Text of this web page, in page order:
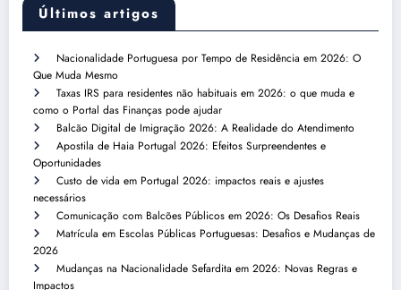
Últimos artigos
Nacionalidade Portuguesa por Tempo de Residência em 2026: O
Que Muda Mesmo
Taxas IRS para residentes não habituais em 2026: o que muda e
como o Portal das Finanças pode ajudar
Balcão Digital de Imigração 2026: A Realidade do Atendimento
Apostila de Haia Portugal 2026: Efeitos Surpreendentes e
Oportunidades
Custo de vida em Portugal 2026: impactos reais e ajustes
necessários
Comunicação com Balcões Públicos em 2026: Os Desafios Reais
Matrícula em Escolas Públicas Portuguesas: Desafios e Mudanças de
2026
Mudanças na Nacionalidade Sefardita em 2026: Novas Regras e
Impactos